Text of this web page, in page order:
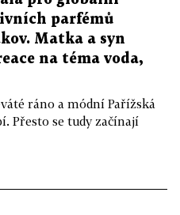
parfémů
Matka a syn
na téma voda,
ráno a módní Pařížská
Přesto se tudy začínají